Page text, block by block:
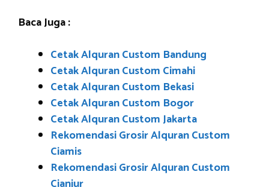
Baca Juga :
Cetak Alquran Custom Bandung
Cetak Alquran Custom Cimahi
Cetak Alquran Custom Bekasi
Cetak Alquran Custom Bogor
Cetak Alquran Custom Jakarta
Rekomendasi Grosir Alquran Custom
Ciamis
Rekomendasi Grosir Alquran Custom